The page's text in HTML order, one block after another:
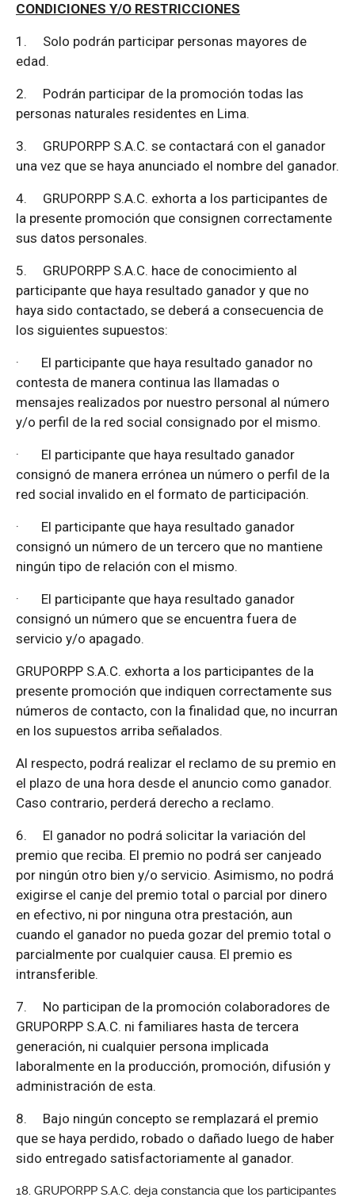
CONDICIONES Y/O RESTRICCIONES
1. Solo podrán participar personas mayores de
edad.
2. Podrán participar de la promoción todas las
personas naturales residentes en Lima.
3. GRUPORPP S.A.C. se contactará con el ganador
una vez que se haya anunciado el nombre del ganador.
4. GRUPORPP S.A.C. exhorta a los participantes de
la presente promoción que consignen correctamente
sus datos personales.
5. GRUPORPP S.A.C. hace de conocimiento al
participante que haya resultado ganador y que no
haya sido contactado, se deberá a consecuencia de
los siguientes supuestos:
· El participante que haya resultado ganador no
contesta de manera continua las llamadas o
mensajes realizados por nuestro personal al número
y/o perfil de la red social consignado por el mismo.
· El participante que haya resultado ganador
consignó de manera errónea un número o perfil de la
red social invalido en el formato de participación.
· El participante que haya resultado ganador
consignó un número de un tercero que no mantiene
ningún tipo de relación con el mismo.
· El participante que haya resultado ganador
consignó un número que se encuentra fuera de
servicio y/o apagado.
GRUPORPP S.A.C. exhorta a los participantes de la
presente promoción que indiquen correctamente sus
números de contacto, con la finalidad que, no incurran
en los supuestos arriba señalados.
Al respecto, podrá realizar el reclamo de su premio en
el plazo de una hora desde el anuncio como ganador.
Caso contrario, perderá derecho a reclamo.
6. El ganador no podrá solicitar la variación del
premio que reciba. El premio no podrá ser canjeado
por ningún otro bien y/o servicio. Asimismo, no podrá
exigirse el canje del premio total o parcial por dinero
en efectivo, ni por ninguna otra prestación, aun
cuando el ganador no pueda gozar del premio total o
parcialmente por cualquier causa. El premio es
intransferible.
7. No participan de la promoción colaboradores de
GRUPORPP S.A.C. ni familiares hasta de tercera
generación, ni cualquier persona implicada
laboralmente en la producción, promoción, difusión y
administración de esta.
8. Bajo ningún concepto se remplazará el premio
que se haya perdido, robado o dañado luego de haber
sido entregado satisfactoriamente al ganador.
GRUPORPP S.A.C. deja constancia que los participantes